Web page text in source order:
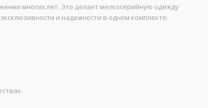
многих лет. Это делает мелкосерийную одежду
и надежности в одном комплекте.